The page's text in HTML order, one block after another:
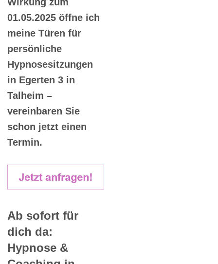
01.05.2025 öffne ich
meine Türen für
persönliche
Hypnosesitzungen
in Egerten 3 in
Talheim –
vereinbaren Sie
schon jetzt einen
Termin.
Ab sofort für
dich da:
Hypnose &